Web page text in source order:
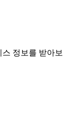
정보를 받아보